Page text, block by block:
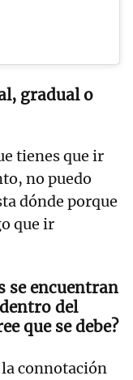
gradual o
tienes que ir
no puedo
dónde porque
que ir
se encuentran
del
que se debe?
connotación